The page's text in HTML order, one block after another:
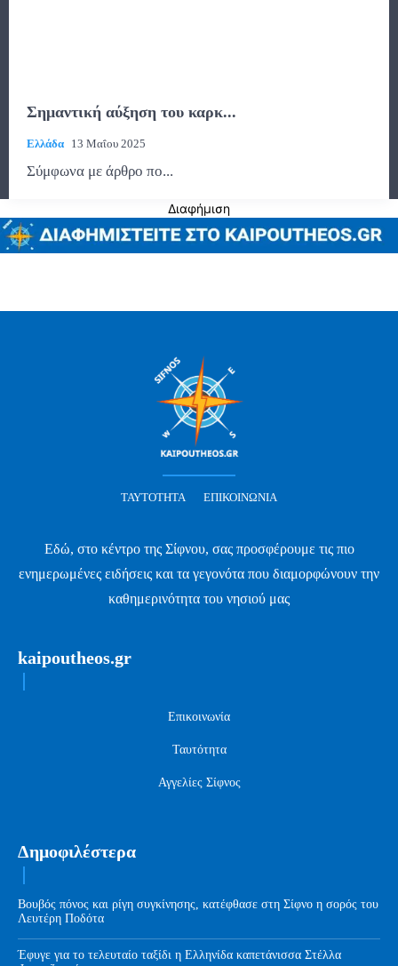
Σημαντική αύξηση του καρκ...
Ελλάδα 13 Μαΐου 2025
Σύμφωνα με άρθρο πο...
Διαφήμιση
ΤΑΥΤΌΤΗΤΑ ΕΠΙΚΟΙΝΩΝΊΑ
Εδώ, στο κέντρο της Σίφνου, σας προσφέρουμε τις πιο
ενημερωμένες ειδήσεις και τα γεγονότα που διαμορφώνουν την
καθημερινότητα του νησιού μας
kaipoutheos.gr
Επικοινωνία
Ταυτότητα
Αγγελίες Σίφνος
Δημοφιλέστερα
Βουβός πόνος και ρίγη συγκίνησης, κατέφθασε στη Σίφνο η σορός του
Λευτέρη Ποδότα
Έφυγε για το τελευταίο ταξίδι η Ελληνίδα καπετάνισσα Στέλλα